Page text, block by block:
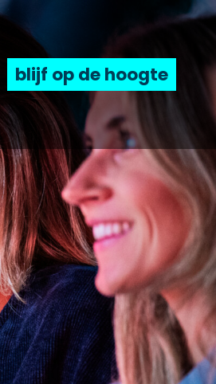
blijf op de hoogte